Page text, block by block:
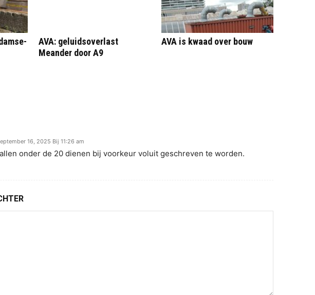
AVA: geluidsoverlast
Meander door A9
AVA is kwaad over bouw
16, 2025 Bij 11:26 am
onder de 20 dienen bij voorkeur voluit geschreven te worden.